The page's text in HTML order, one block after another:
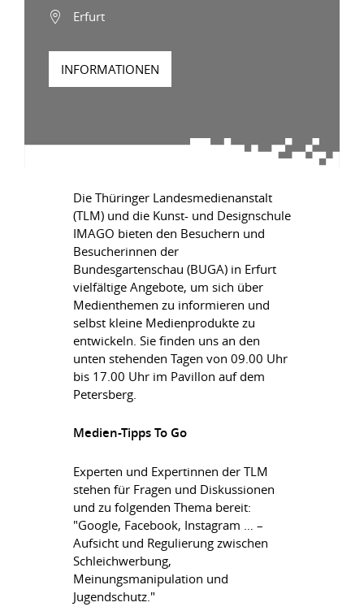
Erfurt
INFORMATIONEN
Die Thüringer Landesmedienanstalt
(TLM) und die Kunst- und Designschule
IMAGO bieten den Besuchern und
Besucherinnen der
Bundesgartenschau (BUGA) in Erfurt
vielfältige Angebote, um sich über
Medienthemen zu informieren und
selbst kleine Medienprodukte zu
entwickeln. Sie finden uns an den
unten stehenden Tagen von 09.00 Uhr
bis 17.00 Uhr im Pavillon auf dem
Petersberg.
Medien-Tipps To Go
Experten und Expertinnen der TLM
stehen für Fragen und Diskussionen
und zu folgenden Thema bereit:
"Google, Facebook, Instagram … –
Aufsicht und Regulierung zwischen
Schleichwerbung,
Meinungsmanipulation und
Jugendschutz."